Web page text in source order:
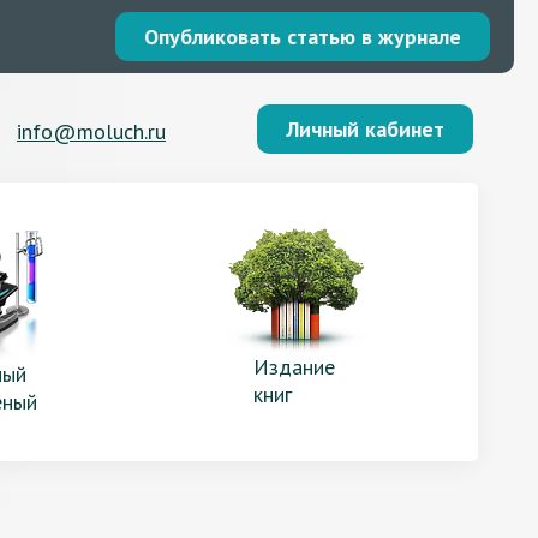
Опубликовать статью в журнале
info@moluch.ru Личный кабинет
Издание
книг